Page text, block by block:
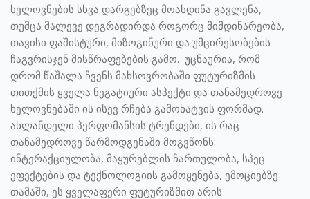
ხელოვნების სხვა დარგებზეც მოახდინა გავლენა,
თუმცა მალევე დეგრადირდა როგორც მიმდინარეობა,
თავისი ფაშისტური, მიზოგინური და უმცირესობების
ჩაგვრისჯენ მისწრაფებების გამო. უცნაურია, რომ
დრომ წაშალა ჩვენს მახსოვრობაში ფუტურიზმის
თითქმის ყველა ნეგატიური ასპექტი და თანამედროვე
ხელოვნებაში ის ისევ რჩება გამოხატვის ფორმად.
ახლანდელი პერფომანსის ტრენდები, ის რაც
თანამედროვე წარმოდგენაში მოგვწონს:
ინტერაქციულობა, მაყურებლის ჩართულობა, სპეც-
ეფექტების და ტექნოლოგიის გამოყენება, ემოციებზე
თამაში, ეს ყველაფერი ფუტურიზმით არის